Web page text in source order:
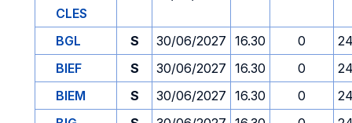
CLES
BGL S 30/06/2027 16.30 0
BIEF
S 30/06/2027 16.30 0
BIEM
S 30/06/2027 16.30 0